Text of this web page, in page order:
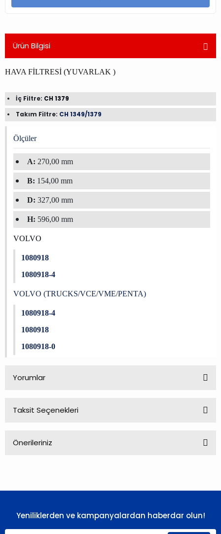
Ürün Bilgisi
HAVA FİLTRESİ (YUVARLAK )
İç Filtre: CH 1379
Takım Filtre: CH 1349/1379
Ölçüler
A: 270,00 mm
B: 154,00 mm
D: 327,00 mm
H: 596,00 mm
VOLVO
1080918
1080918-4
VOLVO (TRUCKS/VCE/VME/PENTA)
1080918-4
1080918
1080918-0
Yorumlar
Taksit Seçenekleri
Önerileriniz
Ürün resmi kalitesiz, bozuk veya görüntülenemiyor.
Yeniliklerden ve kampanyalardan haberdar olun!